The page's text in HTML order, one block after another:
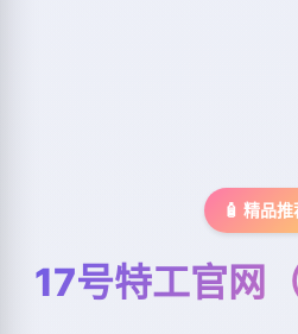
🧴 精品推
17号特工官网